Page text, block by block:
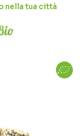
nella tua città